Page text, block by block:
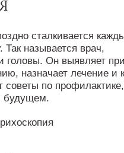
сталкивается
называется врач,
головы. Он выявляет
назначает лечение и
по
будущем.